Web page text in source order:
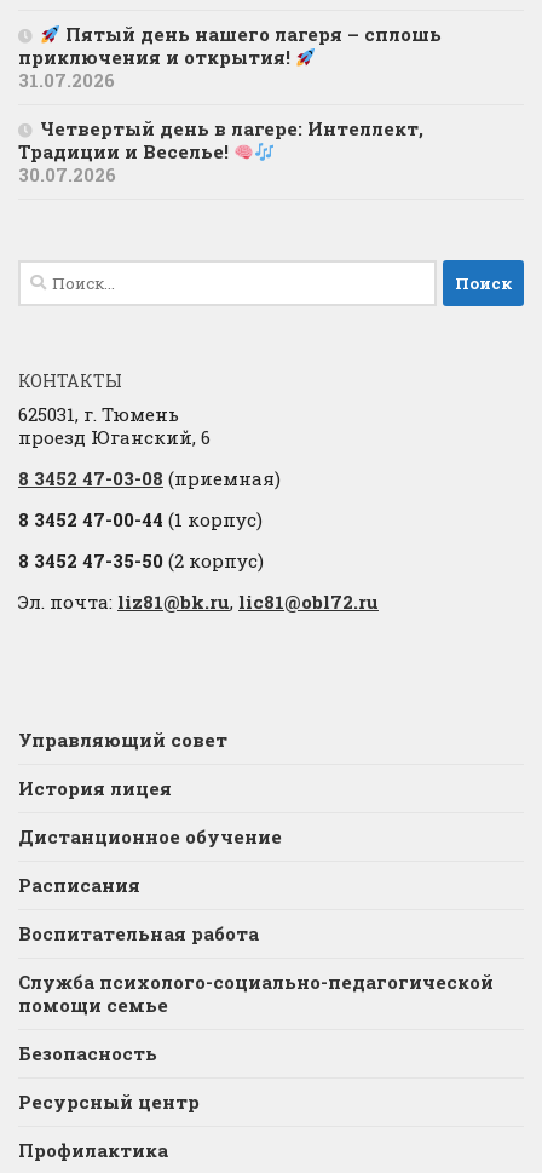
Пятый день нашего лагеря – сплошь
приключения и открытия!
31.07.2026
Четвертый день в лагере: Интеллект,
Традиции и Веселье!
30.07.2026
Найти:
КОНТАКТЫ
625031, г. Тюмень
проезд Юганский, 6
8 3452 47-03-08 (приемная)
8 3452 47-00-44 (1 корпус)
8 3452 47-35-50 (2 корпус)
Эл. почта: liz81@bk.ru, lic81@obl72.ru
Управляющий совет
История лицея
Дистанционное обучение
Расписания
Воспитательная работа
Служба психолого-социально-педагогической
помощи семье
Безопасность
Ресурсный центр
Профилактика